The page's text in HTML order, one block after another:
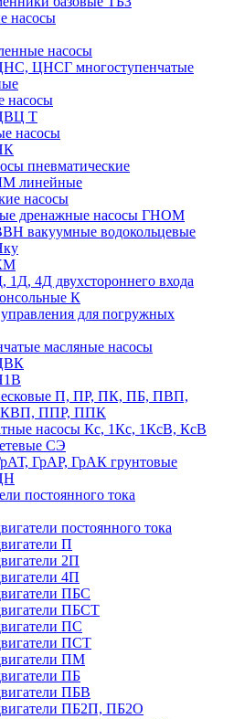
насосы
насосы
ЦНСГ многоступенчатые
насосы
Т
насосы
пневматические
линейные
насосы
дренажные насосы ГНОМ
вакуумные водокольцевые
1Д, 4Д двухстороннего входа
К
для погружных
масляные насосы
П, ПР, ПК, ПБ, ПВП,
ППР, ППК
насосы Кс, 1Кс, 1КсВ, КсВ
СЭ
ГрАР, ГрАК грунтовые
постоянного тока
постоянного тока
П
2П
4П
ПБС
ПБСТ
ПС
ПСТ
ПМ
ПБ
ПБВ
ПБ2П, ПБ2О